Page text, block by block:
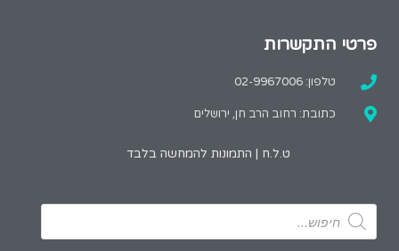
פרטי התקשרות
טלפון: 02-9967006
כתובת: רחוב הרב חן, ירושלים
ט.ל.ח | התמונות להמחשה בלבד